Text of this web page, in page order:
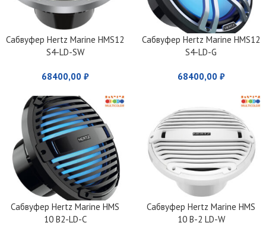
Сабвуфер Hertz Marine HMS12
S4-LD-SW
68400,00 ₽
Сабвуфер Hertz Marine HMS12
S4-LD-G
68400,00 ₽
Сабвуфер Hertz Marine HMS
10 B2-LD-C
Сабвуфер Hertz Marine HMS
10 B-2 LD-W